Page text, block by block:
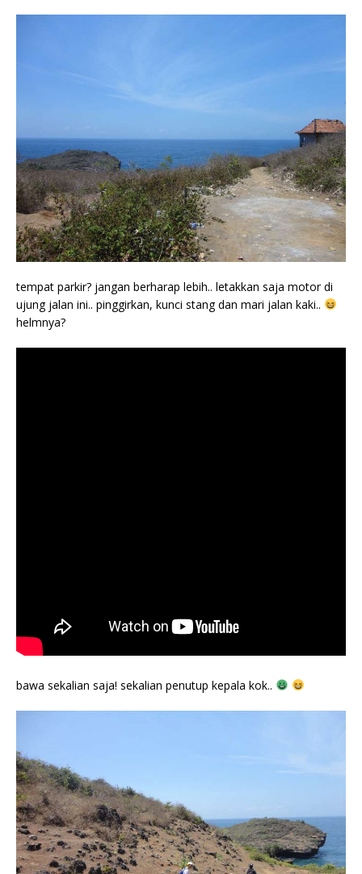
tempat parkir? jangan berharap lebih.. letakkan saja motor di
ujung jalan ini.. pinggirkan, kunci stang dan mari jalan kaki..
helmnya?
bawa sekalian saja! sekalian penutup kepala kok..